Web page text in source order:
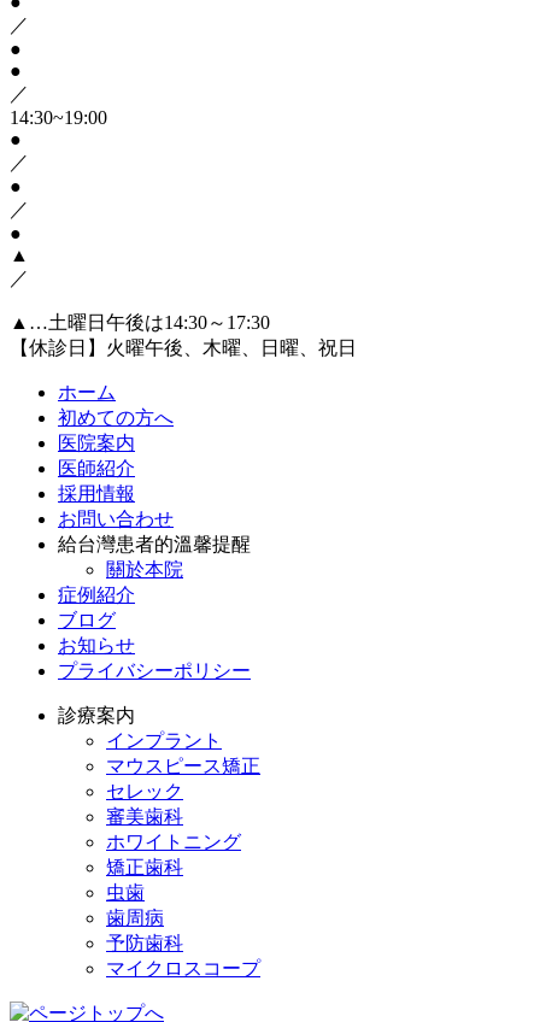
／
●
●
／
14:30~19:00
●
／
●
／
●
▲
／
▲…土曜日午後は14:30～17:30
【休診日】火曜午後、木曜、日曜、祝日
ホーム
初めての方へ
医院案内
医師紹介
採用情報
お問い合わせ
給台灣患者的溫馨提醒
關於本院
症例紹介
ブログ
お知らせ
プライバシーポリシー
診療案内
インプラント
マウスピース矯正
セレック
審美歯科
ホワイトニング
矯正歯科
虫歯
歯周病
予防歯科
マイクロスコープ